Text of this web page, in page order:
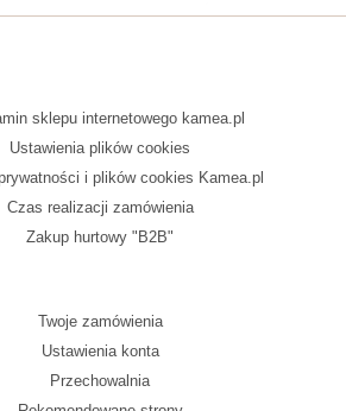
sklepu internetowego kamea.pl
Ustawienia plików cookies
i plików cookies Kamea.pl
Czas realizacji zamówienia
Zakup hurtowy "B2B"
Twoje zamówienia
Ustawienia konta
Przechowalnia